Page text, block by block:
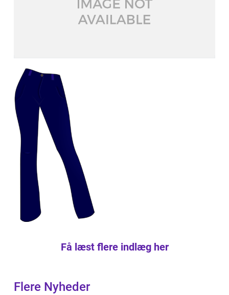
Få læst flere indlæg her
Flere Nyheder